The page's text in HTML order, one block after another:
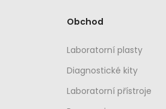
Obchod
Laboratorní plasty
Diagnostické kity
Laboratorní přístroje